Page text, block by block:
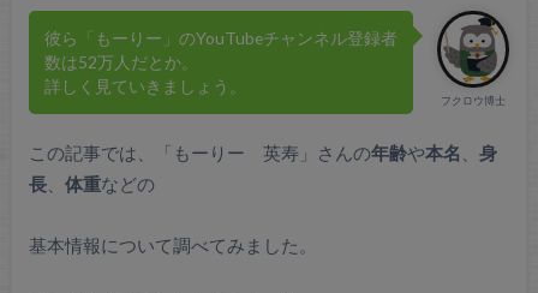
フクロウ博士
彼ら「もーりー」のYouTubeチャンネル登録者
数は52万人だとか。
詳しく見ていきましょう。
この記事では、「もーりー 英寿」さんの年齢や本名
身
長、 体重などの
基本情報について調べてみました。